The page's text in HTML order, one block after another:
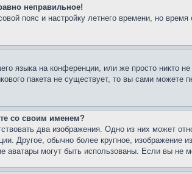
неправильное!
пояс и настройку летнего времени, но
языка на конференции, или же просто никто
пакета не существует, то вы сами
со своим именем?
два изображения. Одно из них может
Другое, обычно более крупное, изображение
аватары могут быть использованы. Если вы